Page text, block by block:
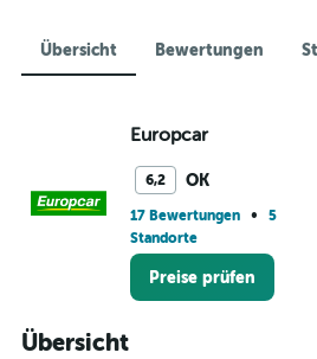
Übersicht Bewertungen
Europcar
6,2 OK
17 Bewertungen •
5
Standorte
Preise prüfen
Übersicht